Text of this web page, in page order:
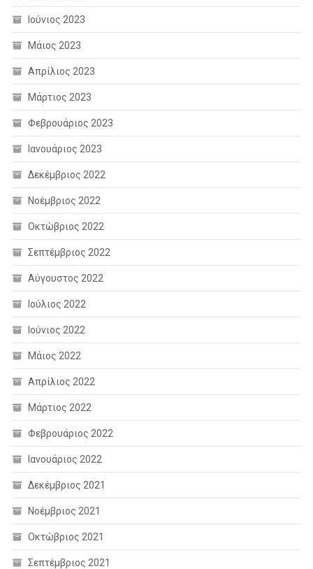
Ιούνιος 2023
Μάιος 2023
Απρίλιος 2023
Μάρτιος 2023
Φεβρουάριος 2023
Ιανουάριος 2023
Δεκέμβριος 2022
Νοέμβριος 2022
Οκτώβριος 2022
Σεπτέμβριος 2022
Αύγουστος 2022
Ιούλιος 2022
Ιούνιος 2022
Μάιος 2022
Απρίλιος 2022
Μάρτιος 2022
Φεβρουάριος 2022
Ιανουάριος 2022
Δεκέμβριος 2021
Νοέμβριος 2021
Οκτώβριος 2021
Σεπτέμβριος 2021